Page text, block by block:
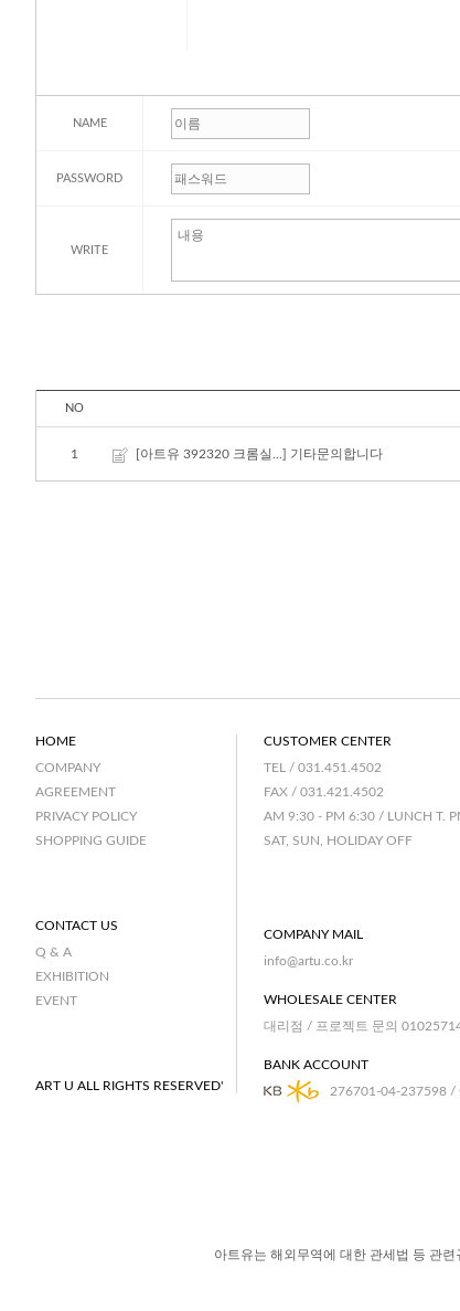
NAME
PASSWORD
WRITE
NO
1 [아트유 392320 크롬실...] 기타문의합니다
HOME
COMPANY
AGREEMENT
PRIVACY POLICY
SHOPPING GUIDE
CONTACT US
Q & A
EXHIBITION
EVENT
ART U ALL RIGHTS RESERVED'
CUSTOMER CENTER
TEL / 031.451.4502
FAX / 031.421.4502
AM 9:30 - PM 6:30 / LUNCH T.
SAT, SUN, HOLIDAY OFF
COMPANY MAIL
info@artu.co.kr
WHOLESALE CENTER
대리점 / 프로젝트 문의
BANK ACCOUNT
276701-04-237598 /
아트유는 해외무역에 대한 관세법 등 관